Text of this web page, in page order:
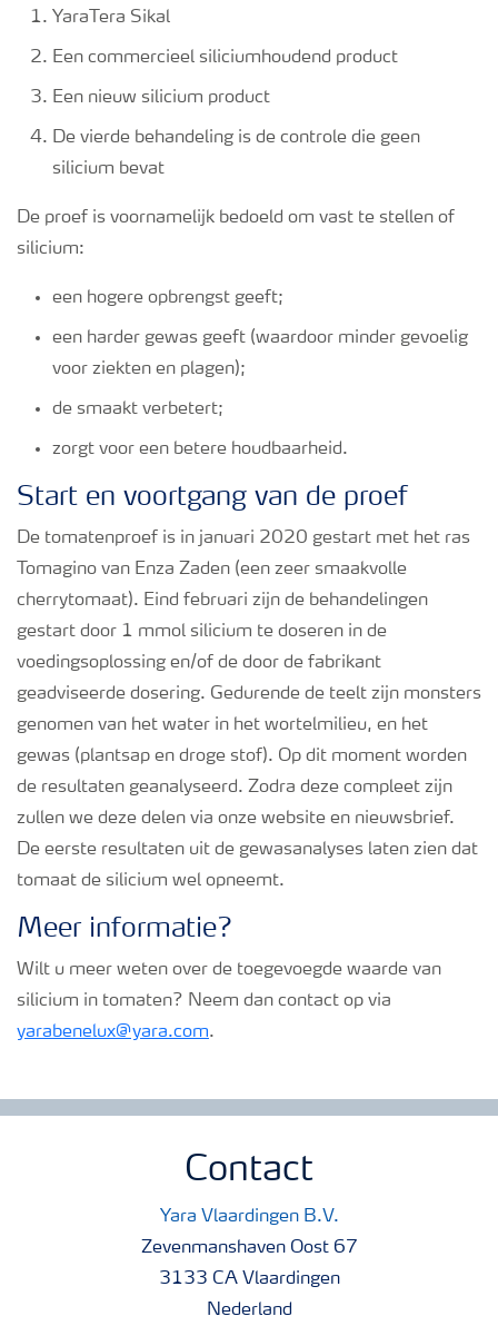
YaraTera Sikal
Een commercieel siliciumhoudend product
Een nieuw silicium product
De vierde behandeling is de controle die geen
silicium bevat
De proef is voornamelijk bedoeld om vast te stellen of
silicium:
een hogere opbrengst geeft;
een harder gewas geeft (waardoor minder gevoelig
voor ziekten en plagen);
de smaakt verbetert;
zorgt voor een betere houdbaarheid.
Start en voortgang van de proef
De tomatenproef is in januari 2020 gestart met het ras
Tomagino van Enza Zaden (een zeer smaakvolle
cherrytomaat). Eind februari zijn de behandelingen
gestart door 1 mmol silicium te doseren in de
voedingsoplossing en/of de door de fabrikant
geadviseerde dosering. Gedurende de teelt zijn monsters
genomen van het water in het wortelmilieu, en het
gewas (plantsap en droge stof). Op dit moment worden
de resultaten geanalyseerd. Zodra deze compleet zijn
zullen we deze delen via onze website en nieuwsbrief.
De eerste resultaten uit de gewasanalyses laten zien dat
tomaat de silicium wel opneemt.
Meer informatie?
Wilt u meer weten over de toegevoegde waarde van
silicium in tomaten? Neem dan contact op via
yarabenelux@yara.com.
Contact
Yara Vlaardingen B.V.
Zevenmanshaven Oost 67
3133 CA Vlaardingen
Nederland